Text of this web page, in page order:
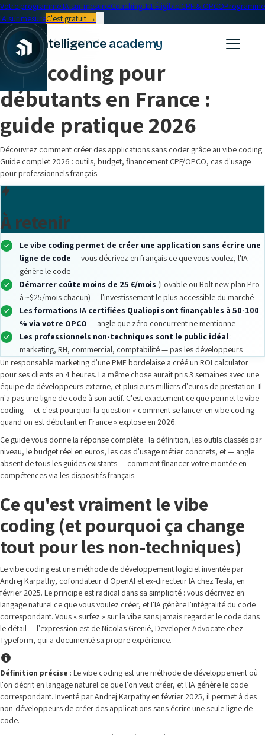
|
Votre programme IA sur mesure·Coaching 1:1·Éligible CPF & OPCOProgramme
IA sur mesureC'est gratuit →
intelligence academy
← Blog
IA & Productivité•15 min read
Vibe coding pour
débutants en France :
guide pratique 2026
Découvrez comment créer des applications sans coder grâce au vibe coding.
Guide complet 2026 : outils, budget, financement CPF/OPCO, cas d'usage
pour professionnels français.
À retenir
Le vibe coding permet de créer une application sans écrire une
ligne de code — vous décrivez en français ce que vous voulez, l'IA
génère le code
Démarrer coûte moins de 25 €/mois (Lovable ou Bolt.new plan Pro
à ~$25/mois chacun) — l'investissement le plus accessible du marché
Les formations IA certifiées Qualiopi sont finançables à 50-100
% via votre OPCO — angle que zéro concurrent ne mentionne
Les professionnels non-techniques sont le public idéal :
marketing, RH, commercial, comptabilité — pas les développeurs
Un responsable marketing d'une PME bordelaise a créé un ROI calculator
pour ses clients en 4 heures. La même chose aurait pris 3 semaines avec une
équipe de développeurs externe, et plusieurs milliers d'euros de prestation. Il
n'a pas une ligne de code à son actif. C'est exactement ce que permet le vibe
coding — et c'est pourquoi la question « comment se lancer en vibe coding
quand on est débutant en France » explose en 2026.
Ce guide vous donne la réponse complète : la définition, les outils classés par
niveau, le budget réel en euros, les cas d'usage métier concrets, et — angle
absent de tous les guides existants — comment financer votre montée en
compétences via les dispositifs français.
Ce qu'est vraiment le vibe
coding (et pourquoi ça change
tout pour les non-techniques)
Le vibe coding est une méthode de développement logiciel inventée par
Andrej Karpathy, cofondateur d'OpenAI et ex-directeur IA chez Tesla, en
février 2025. Le principe est radical dans sa simplicité : vous décrivez en
langage naturel ce que vous voulez créer, et l'IA génère l'intégralité du code
correspondant. Vous « surfez » sur la vibe sans jamais regarder le code dans
le détail — l'expression est de Nicolas Grenié, Developer Advocate chez
Typeform, qui a documenté sa propre expérience.
Définition précise : Le vibe coding est une méthode de développement où
l'on décrit en langage naturel ce que l'on veut créer, et l'IA génère le code
correspondant. Inventé par Andrej Karpathy en février 2025, il permet à des
non-développeurs de créer des applications sans écrire une seule ligne de
code.